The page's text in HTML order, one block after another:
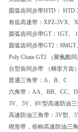
圆弧齿同步带HTD：
有齿高速带：XPZ-3VX、
圆弧齿同步带GT：1GT、
圆弧齿同步带GT2：
Poly Chain GT2 （聚氨酯
台型齿同步带 （梯形方
普通三角带：A、B、C
六角带：AA、BB、CC、
3V、5V、8V型高速防油
高速防油三角带：3V型、
楔形带，俗称高速防油三